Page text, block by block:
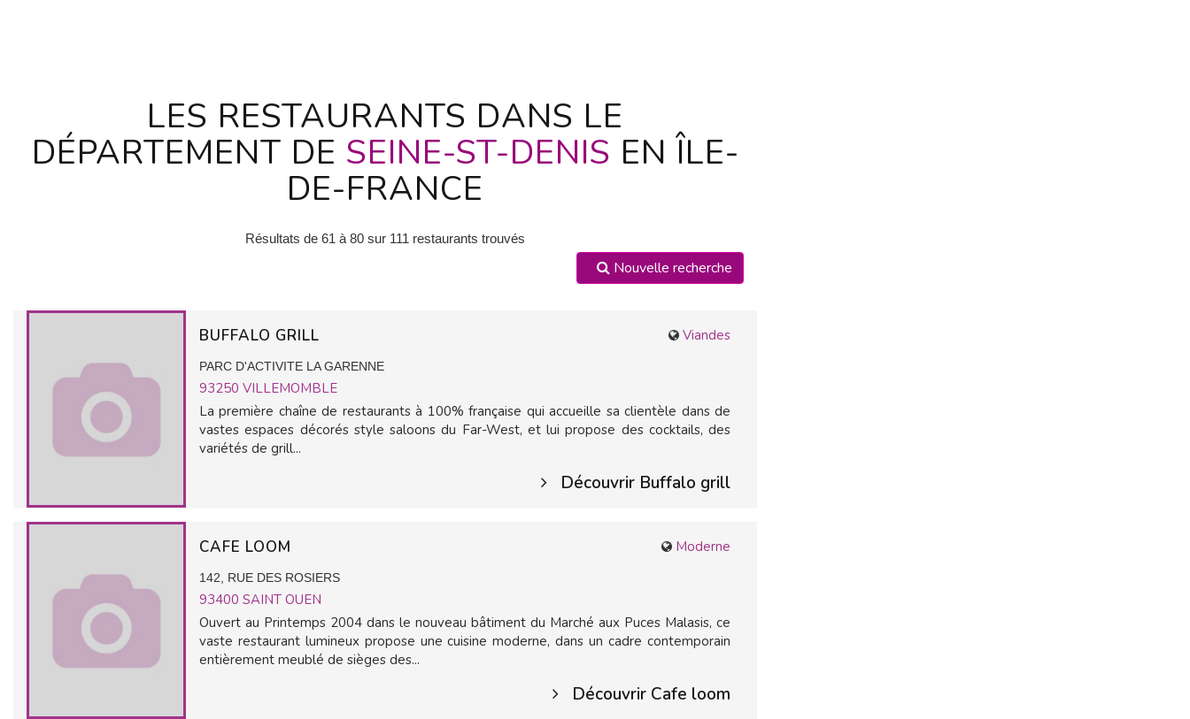
LES RESTAURANTS DANS LE
DÉPARTEMENT DE SEINE-ST-DENIS EN ÎLE-
DE-FRANCE
Résultats de 61 à 80 sur 111 restaurants trouvés
Nouvelle recherche
Viandes
BUFFALO GRILL
PARC D'ACTIVITE LA GARENNE
93250 VILLEMOMBLE
La première chaîne de restaurants à 100% française qui accueille sa clientèle dans de
vastes espaces décorés style saloons du Far-West, et lui propose des cocktails, des
variétés de grill...
Découvrir Buffalo grill
Moderne
CAFE LOOM
142, RUE DES ROSIERS
93400 SAINT OUEN
Ouvert au Printemps 2004 dans le nouveau bâtiment du Marché aux Puces Malasis, ce
vaste restaurant lumineux propose une cuisine moderne, dans un cadre contemporain
entièrement meublé de sièges des...
Découvrir Cafe loom